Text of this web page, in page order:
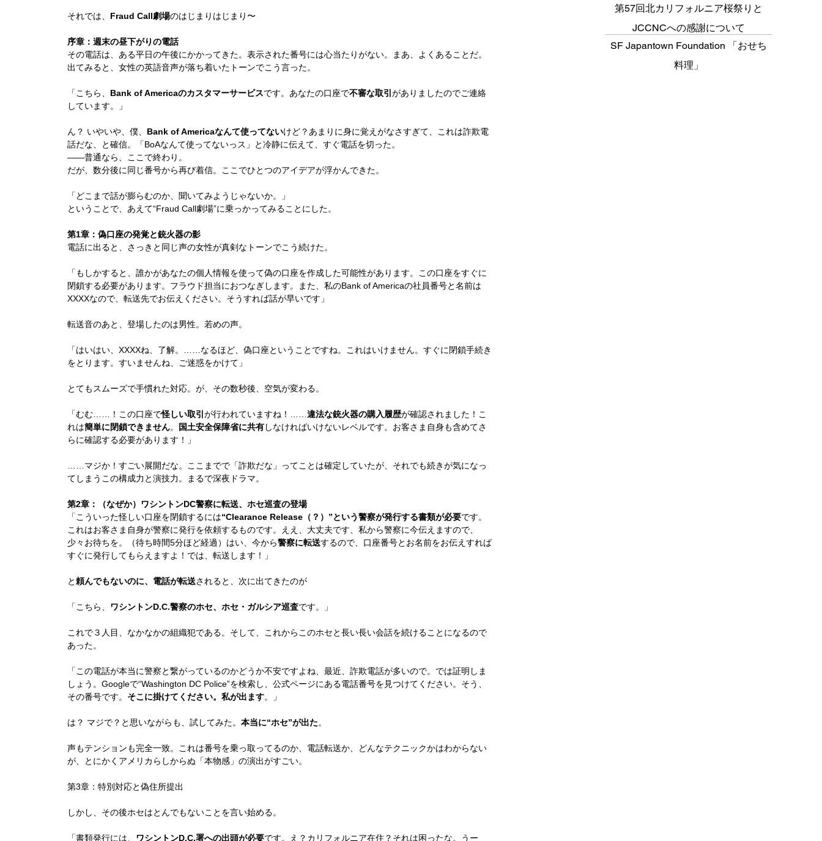
それでは、 Fraud Call劇場のはじまりはじまり〜
序章：週末の昼下がりの電話
その電話は、ある平日の午後にかかってきた。表示された番号には心当たりがない。まあ、よくあることだ。
出てみると、女性の英語音声が落ち着いたトーンでこう言った。
「こちら、 Bank of Americaのカスタマーサービスです。あなたの口座で不審な取引 がありましたのでご連絡
しています。」
ん？ いやいや、僕、 Bank of Americaなんて使ってないけど？あまりに身に覚えがなさすぎて、これは詐欺電
話だな、と確信。「BoAなんて使ってないっス」と冷静に伝えて、すぐ電話を切った。
——普通なら、ここで終わり。
だが、数分後に同じ番号から再び着信。ここでひとつのアイデアが浮かんできた。
「どこまで話が膨らむのか、聞いてみようじゃないか。」
ということで、あえて“Fraud Call劇場”に乗っかってみることにした。
第1章：偽口座の発覚と銃火器の影
電話に出ると、さっきと同じ声の女性が真剣なトーンでこう続けた。
「もしかすると、誰かがあなたの個人情報を使って偽の口座を作成した可能性があります。この口座をすぐに
閉鎖する必要があります。フラウド担当におつなぎします。また、私のBank of Americaの社員番号と名前は
XXXXなので、転送先でお伝えください。そうすれば話が早いです」
転送音のあと、登場したのは男性。若めの声。
「はいはい、XXXXね、了解。……なるほど、偽口座ということですね。これはいけません。すぐに閉鎖手続き
をとります。すいませんね、ご迷惑をかけて」
とてもスムーズで手慣れた対応。が、その数秒後、空気が変わる。
「むむ……！この口座で怪しい取引 が行われていますね！…… 違法な銃火器の購入履歴が確認されました！こ
れは簡単に閉鎖できません。 国土安全保障省に共有しなければいけないレベルです。お客さま自身も含めてさ
らに確認する必要があります！」
……マジか！すごい展開だな。ここまでで「詐欺だな」ってことは確定していたが、それでも続きが気になっ
てしまうこの構成力と演技力。まるで深夜ドラマ。
第2章：（なぜか）ワシントンDC警察に転送、ホセ巡査の登場
「こういった怪しい口座を閉鎖するには“Clearance Release（？）”という警察が発行する書類が必要です。
これはお客さま自身が警察に発行を依頼するものです。ええ、大丈夫です、私から警察に今伝えますので、
少々お待ちを。（待ち時間5分ほど経過）はい、今から警察に転送するので、口座番号とお名前をお伝えすれば
すぐに発行してもらえますよ！では、転送します！」
と 頼んでもないのに、電話が転送されると、次に出てきたのが
「こちら、 ワシントンD.C.警察のホセ、ホセ・ガルシア巡査です。」
これで３人目、なかなかの組織犯である。そして、これからこのホセと長い長い会話を続けることになるので
あった。
「この電話が本当に警察と繋がっているのかどうか不安ですよね、最近、詐欺電話が多いので。では証明しま
しょう。Googleで“Washington DC Police”を検索し、公式ページにある電話番号を見つけてください。そう、
その番号です。 そこに掛けてください。私が出ます。」
は？ マジで？と思いながらも、試してみた。 本当に“ホセ”が出た。
声もテンションも完全一致。これは番号を乗っ取ってるのか、電話転送か、どんなテクニックかはわからない
が、とにかくアメリカらしからぬ「本物感」の演出がすごい。
第3章：特別対応と偽住所提出
しかし、その後ホセはとんでもないことを言い始める。
「書類発行には、 ワシントンD.C.署への出頭が必要です。え？カリフォルニア在住？それは困ったな。うー
第57回北カリフォルニア桜祭りと
JCCNCへの感謝について
SF Japantown Foundation 「おせち
料理」